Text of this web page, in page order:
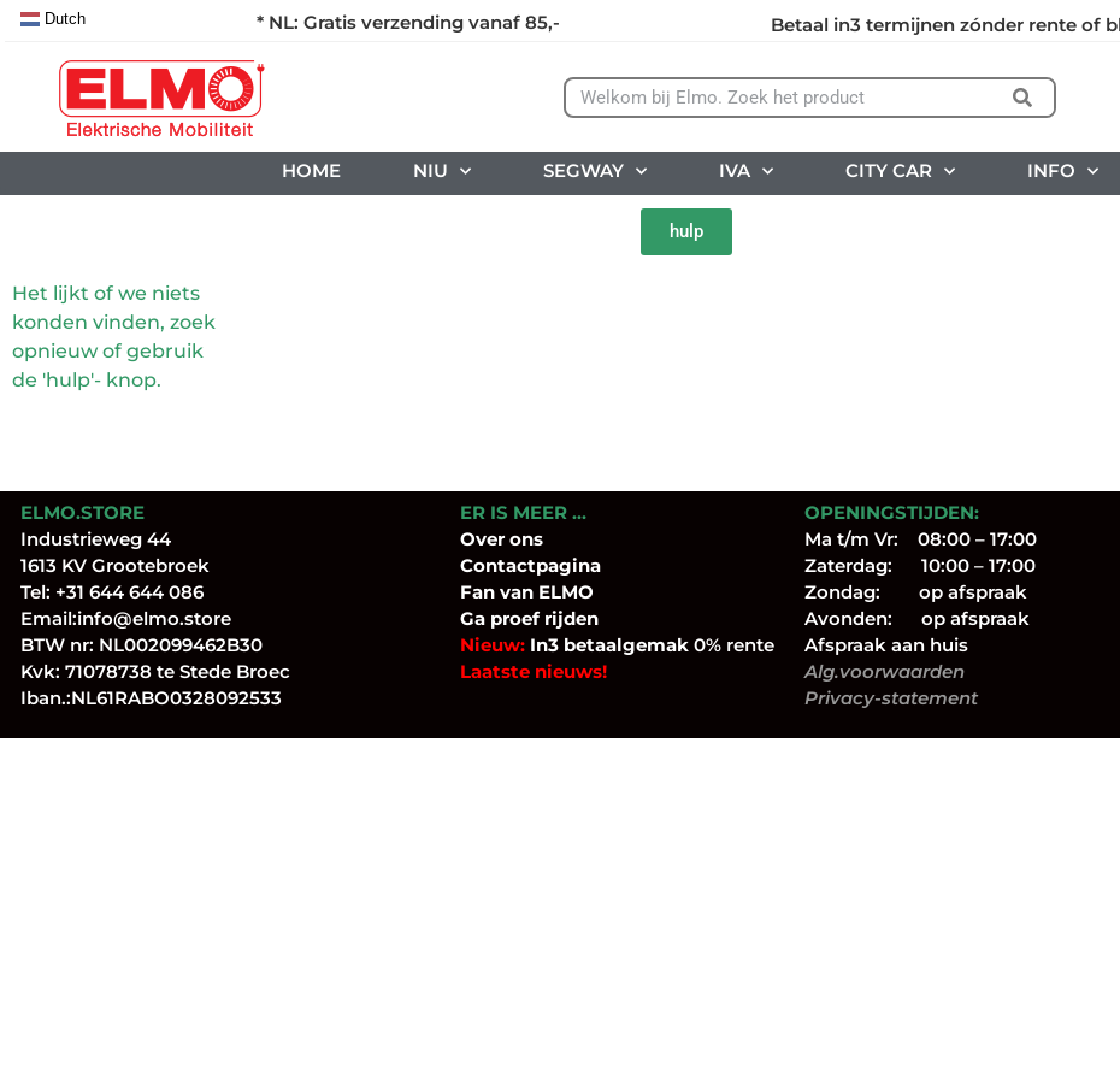
* NL: Gratis verzending vanaf 85,- Betaal in3 termijnen zónder rente of
Dutch
HOME NIU SEGWAY IVA CITY CAR INFO
hulp
Het lijkt of we niets
konden vinden, zoek
opnieuw of gebruik
de 'hulp'- knop.
ELMO.STORE
Industrieweg 44
1613 KV Grootebroek
Tel: +31 644 644 086
Email:info@elmo.store
BTW nr: NL002099462B30
Kvk: 71078738 te Stede Broec
Iban.:NL61RABO0328092533
ER IS MEER …
Over ons
Contactpagina
Fanvan ELMO
Ga proef rijden
Nieuw:In3 betaalgemak 0% rente
Laatste nieuws!
OPENINGSTIJDEN:
Ma t/m Vr: 08:00 – 17:00
Zaterdag: 10:00 – 17:00
Zondag: op afspraak
Avonden: op afspraak
Afspraak aan huis
Alg.voorwaarden
Privacy-statement
Verzoek tot herroeping bestelling